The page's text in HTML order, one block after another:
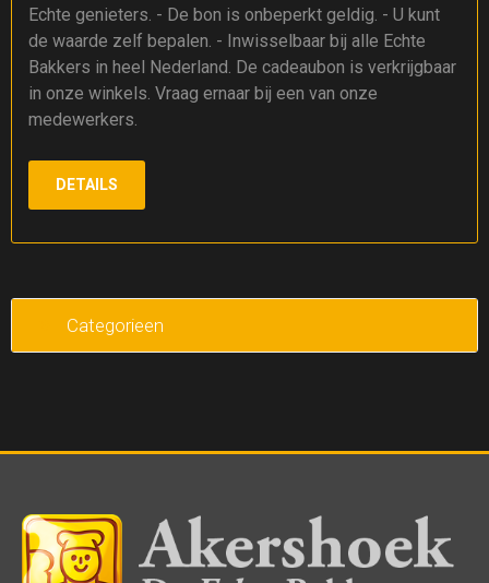
Echte genieters. - De bon is onbeperkt geldig. - U kunt
de waarde zelf bepalen. - Inwisselbaar bij alle Echte
Bakkers in heel Nederland. De cadeaubon is verkrijgbaar
in onze winkels. Vraag ernaar bij een van onze
medewerkers.
DETAILS
Categorieen